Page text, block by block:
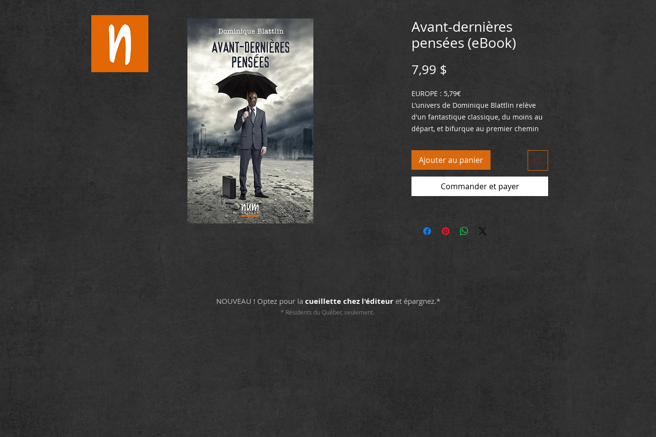
Avant-dernières
pensées (eBook)
7,99 $
EUROPE : 5,79€
L'univers de Dominique Blattlin relève
d'un fantastique classique, du moins au
départ, et bifurque au premier chemin
de plus en plus escarpés pour finir dans
une végétation où le commun des
mortels ne retrouvera pas ses repères. Il
y a là des êtres difformes, physiquement
et psychiquement, que l’auteur console
privé. En lisant Avant-dernières pensées
ISBN 978-2-924286-57-9
Ajouter au panier
Commander et payer
NOUVEAU ! Optez pour la cueillette chez l'éditeur et épargnez.*
* Résidents du Québec seulement.